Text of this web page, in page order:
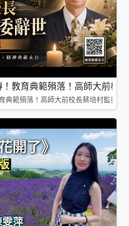
！教育典範殞落！高師大前校
典範殞落！高師大前校長蔡培村監委